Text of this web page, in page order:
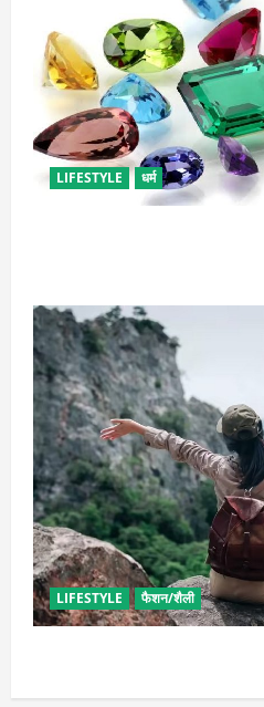
LIFESTYLE धर्म
LIFESTYLE फैशन/शैली